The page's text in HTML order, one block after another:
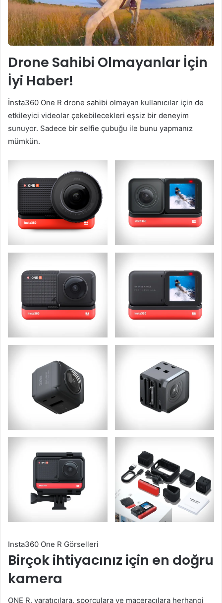
Drone Sahibi Olmayanlar İçin
İyi Haber!
İnsta360 One R drone sahibi olmayan kullanıcılar için de
etkileyici videolar çekebilecekleri eşsiz bir deneyim
sunuyor. Sadece bir selfie çubuğu ile bunu yapmanız
mümkün.
Insta360 One R Görselleri
Birçok ihtiyacınız için en doğru
kamera
ONE R, yaratıcılara, sporculara ve maceracılara herhangi